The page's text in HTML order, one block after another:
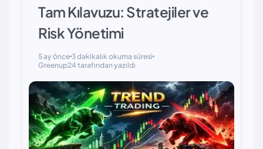
Tam Kılavuzu: Stratejiler ve
Risk Yönetimi
5 ay önce 3 dakikalık okuma süresi
Greenup24 tarafından yazıldı